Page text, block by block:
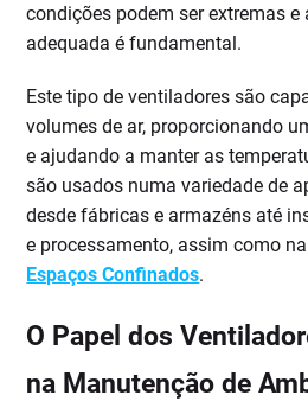
condições podem ser extremas e
adequada é fundamental.
Este tipo de ventiladores são
volumes de ar, proporcionando
e ajudando a manter as
são usados numa variedade de
desde fábricas e armazéns até
e processamento, assim como
Espaços Confinados.
O Papel dos
na Manutenção de